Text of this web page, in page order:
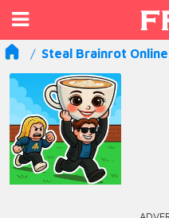
Steal Brainrot Online